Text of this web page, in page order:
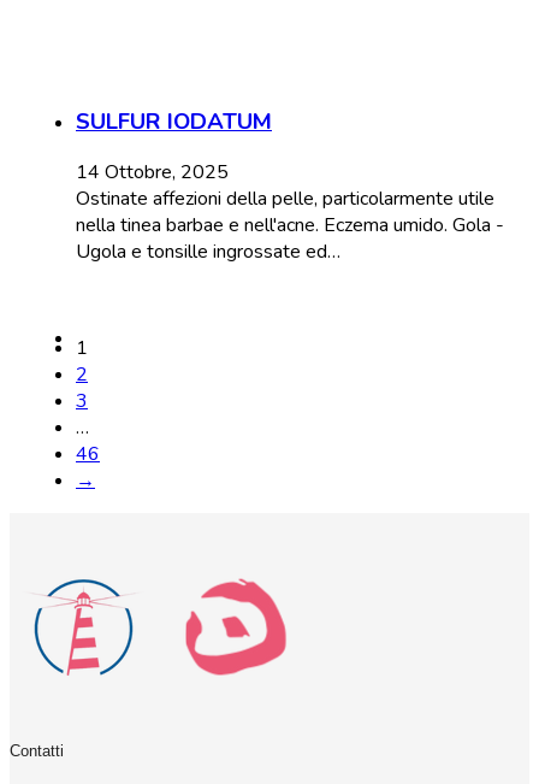
SULFUR IODATUM
14 Ottobre, 2025
Ostinate affezioni della pelle, particolarmente utile
nella tinea barbae e nell'acne. Eczema umido. Gola -
Ugola e tonsille ingrossate ed…
1
2
3
…
46
→
Contatti